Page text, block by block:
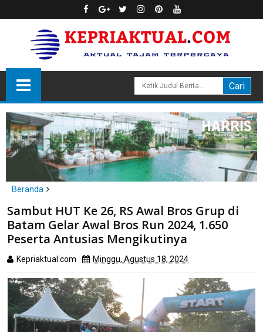
Beranda
Batam
Sambut HUT Ke 26, RS Awal Bros Grup di Batam Gelar Awal Bros
Run 2024, 1.650 Peserta Antusias Mengikutinya
Sambut HUT Ke 26, RS Awal Bros Grup di
Batam Gelar Awal Bros Run 2024, 1.650
Peserta Antusias Mengikutinya
Kepriaktual.com Minggu, Agustus 18, 2024